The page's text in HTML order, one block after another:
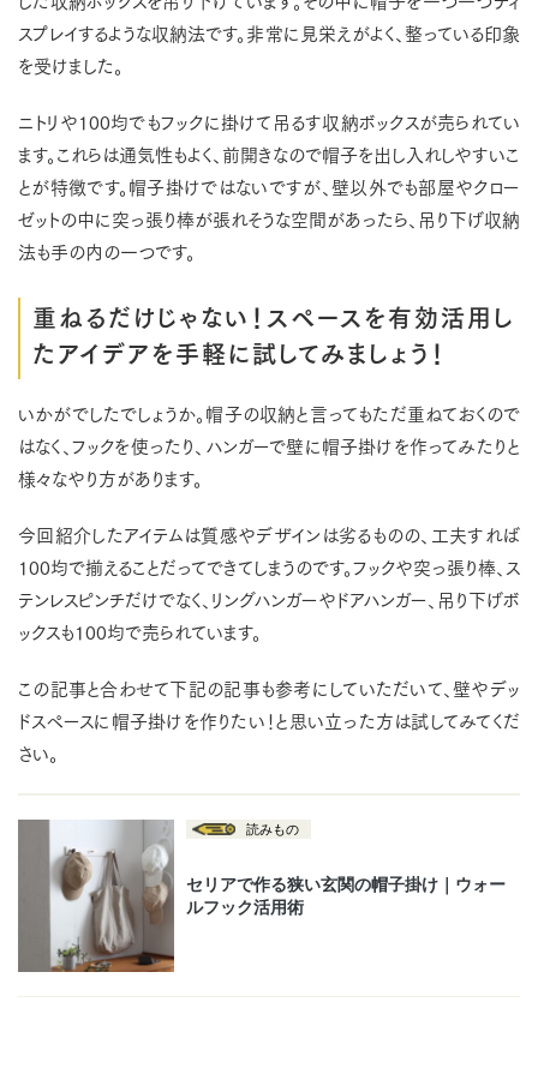
スプレイするような収納法です。非常に見栄えがよく、整っている印象
を受けました。
ニトリや100均でもフックに掛けて吊るす収納ボックスが売られてい
ます。これらは通気性もよく、前開きなので帽子を出し入れしやすいこ
とが特徴です。帽子掛けではないですが、壁以外でも部屋やクロー
ゼットの中に突っ張り棒が張れそうな空間があったら、吊り下げ収納
法も手の内の一つです。
重ねるだけじゃない！スペースを有効活用し
たアイデアを手軽に試してみましょう！
いかがでしたでしょうか。帽子の収納と言ってもただ重ねておくので
はなく、フックを使ったり、ハンガーで壁に帽子掛けを作ってみたりと
様々なやり方があります。
今回紹介したアイテムは質感やデザインは劣るものの、工夫すれば
100均で揃えることだってできてしまうのです。フックや突っ張り棒、ス
テンレスピンチだけでなく、リングハンガーやドアハンガー、吊り下げボ
ックスも100均で売られています。
この記事と合わせて下記の記事も参考にしていただいて、壁やデッ
ドスペースに帽子掛けを作りたい！と思い立った方は試してみてくだ
さい。